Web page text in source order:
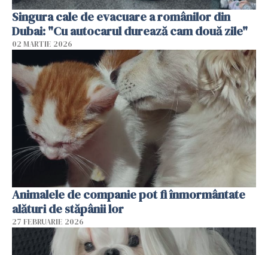
Singura cale de evacuare a românilor din
Dubai: "Cu autocarul durează cam două zile"
02 MARTIE 2026
Animalele de companie pot fi înmormântate
alături de stăpânii lor
27 FEBRUARIE 2026